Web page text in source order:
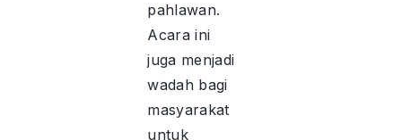
pahlawan.
Acara ini
juga menjadi
wadah bagi
masyarakat
untuk